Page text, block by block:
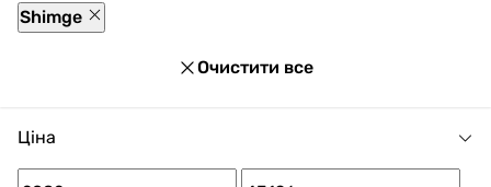
по ціні від 2 082 до 43 196 грн.
Shimge
Очистити все
Ціна